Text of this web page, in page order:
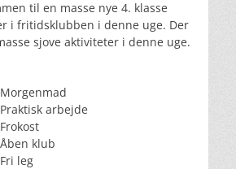
til en masse nye 4. klasse
i fritidsklubben i denne uge. Der
sjove aktiviteter i denne uge.
arbejde
klub
leg